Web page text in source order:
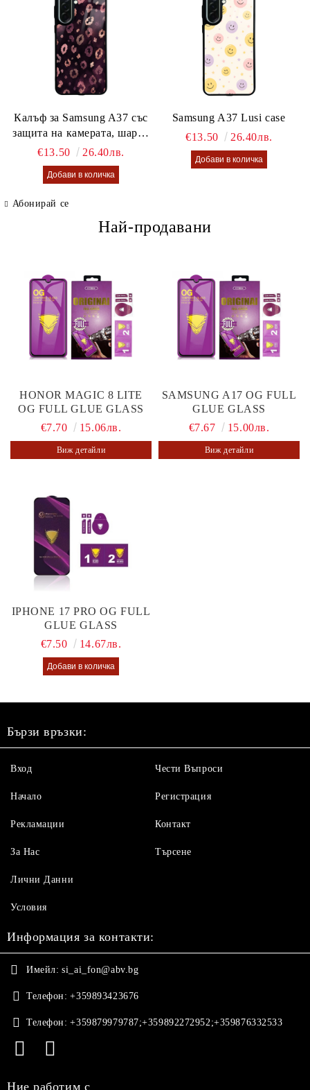
Калъф за Samsung A37 със
защита на камерата, шарен
калъф Lusi case
€13.50 26.40лв.
Samsung A37 Lusi case
€13.50
26.40лв.
Абонирай се
Най-продавани
HONOR MAGIC 8 LITE
OG FULL GLUE GLASS
€7.70
15.06лв.
Виж детайли
SAMSUNG A17 OG FULL
GLUE GLASS
€7.67
15.00лв.
Виж детайли
IPHONE 17 PRO OG FULL
GLUE GLASS
€7.50
14.67лв.
Бързи връзки:
Вход
Начало
Рекламации
За Нас
Чести Въпроси
Регистрация
Контакт
Търсене
Лични Данни
Условия
Информация за контакти:
Имейл: si_ai_fon@abv.bg
Телефон: +359893423676
Телефон: +359879979787;+359892272952;+359876332533
Ние работим с